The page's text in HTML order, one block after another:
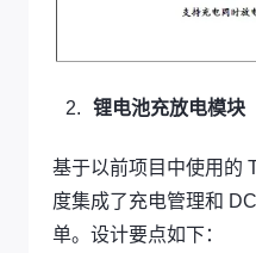
锂电池充放电模块
基于以前项目中使用的
度集成了充电管理和
单。设计要点如下：